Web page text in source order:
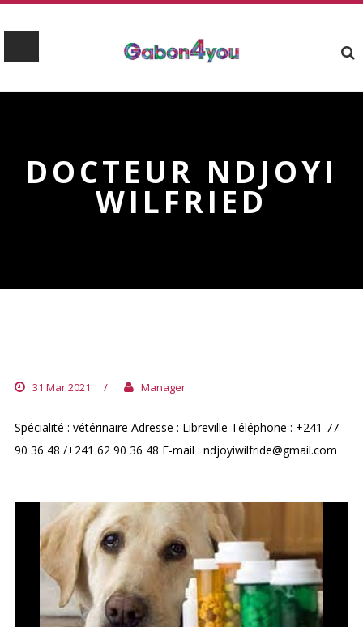
DOCTEUR NDJOYI
WILFRIED
31 Mar 2021 / Manager
Spécialité : vétérinaire Adresse : Libreville Téléphone : +241 77
90 36 48 /+241 62 90 36 48 E-mail : ndjoyiwilfride@gmail.com